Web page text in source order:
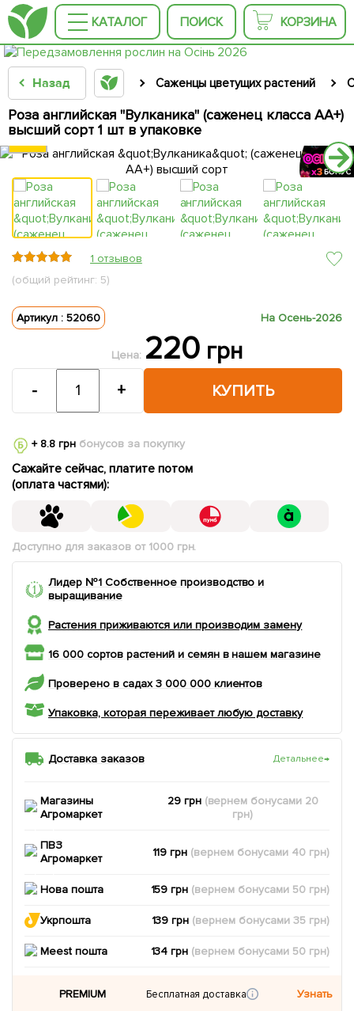
КАТАЛОГ ПОИСК КОРЗИНА
Назад Саженцы цветущих растений
Роза английская "Вулканика" (саженец класса АА+)
высший сорт 1 шт в упаковке
1 отзывов
(общий рейтинг: 5)
Артикул : 52060 На Осень-2026
Цена: 220грн
КУПИТЬ
- +
+ 8.8 грнбонусов за покупку
Сажайте сейчас, платите потом
(оплата частями):
Доступно для заказов от 1000 грн.
Лидер №1 Собственное производство и
выращивание
Растения приживаются или производим замену
16 000 сортов растений и семян в нашем магазине
Проверено в садах 3 000 000 клиентов
Упаковка, которая переживает любую доставку
Доставка заказов Детальнее→
Магазины
Агромаркет
29 грн (вернем бонусами 20
грн)
ПВЗ
Агромаркет
119 грн (вернем бонусами 40 грн)
Нова пошта 159 грн (вернем бонусами 50 грн)
Укрпошта 139 грн (вернем бонусами35 грн)
Meest пошта 134 грн (вернем бонусами 50 грн)
PREMIUM Бесплатная доставка Узнать